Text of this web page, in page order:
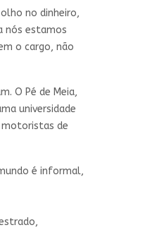
no dinheiro,
nós estamos
o cargo, não
O Pé de Meia,
universidade
motoristas de
é informal,